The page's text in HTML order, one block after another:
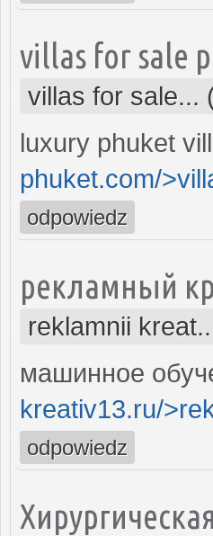
villas for sale
villas for sale...
luxury phuket
phuket.com/
odpowiedz
рекламный
reklamnii
машинное
kreativ13.ru/
odpowiedz